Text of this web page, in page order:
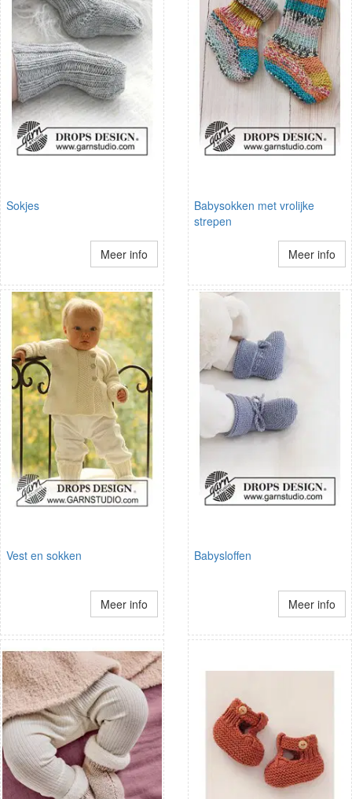
Sokjes
Meer info
Babysokken met vrolijke
strepen
Meer info
Vest en sokken
Meer info
Babysloffen
Meer info